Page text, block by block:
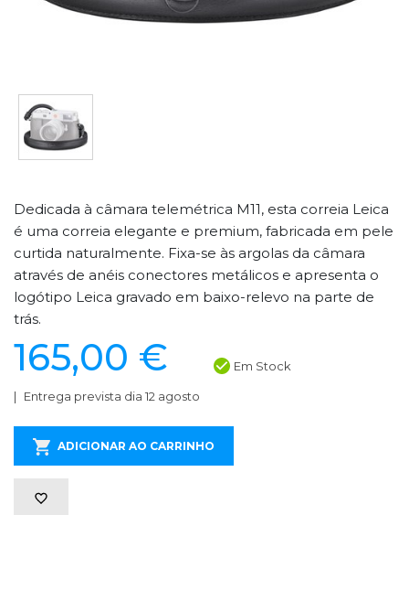
Dedicada à câmara telemétrica M11, esta correia Leica
é uma correia elegante e premium, fabricada em pele
curtida naturalmente. Fixa-se às argolas da câmara
através de anéis conectores metálicos e apresenta o
logótipo Leica gravado em baixo-relevo na parte de
trás.
165,00 € Em Stock
Entrega prevista dia 12 agosto
ADICIONAR AO CARRINHO